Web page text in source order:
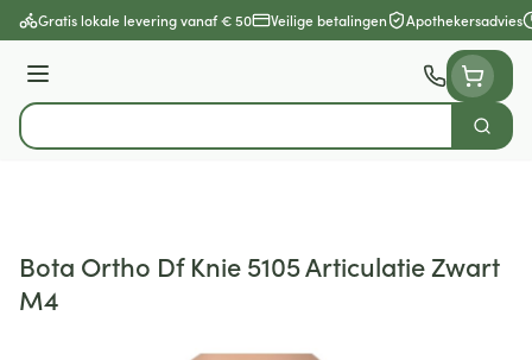
Ga naar de inhoud
Gratis lokale levering vanaf € 50 Veilige betalingen Apothekersadvies
Menu
Product, merk, categorie...
Zoek
Bota Ortho Df Knie 5105 Articulatie Zwart
M4